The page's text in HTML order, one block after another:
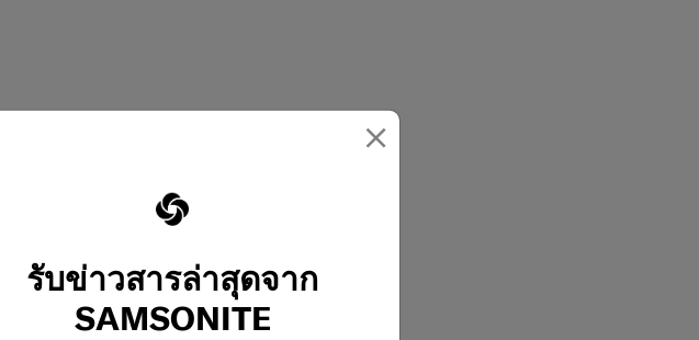
×
รับข่าวสารล่าสุดจาก
SAMSONITE